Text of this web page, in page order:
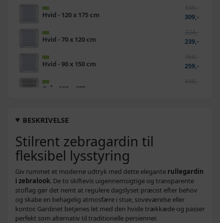
BESKRIVELSE
Stilrent zebragardin til
fleksibel lysstyring
Giv rummet et moderne udtryk med dette elegante rullegardin
i zebralook. De to skiftevis uigennemsigtige og transparente
stoflag gør det nemt at regulere dagslyset præcist efter behov
og skabe en behagelig atmosfære i stue, soveværelse eller
kontor. Gardinet betjenes let med den hvide trækkæde og passer
perfekt som alternativ til traditionelle persienner.
Hvid - 120 x 175 cm
536,-
309,-
Hvid - 70 x 120 cm
324,-
239,-
Hvid - 90 x 150 cm
368,-
259,-
Grå - 100 x 175 cm
448,-
Grå - 140 x 175 cm
Hvid - 140 x 175 cm
Brun - 90 x 150 cm
474,-
259,-
Hvid - 40 x 100 cm 209,-